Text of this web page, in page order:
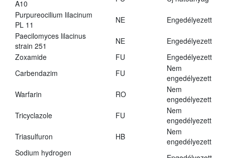
A10
Purpureocilium lilacinum
PL 11
NE
Engedélyezett
Paecilomyces lilacinus
strain 251
NE
Engedélyezett
Zoxamide
FU
Engedélyezett
Carbendazim
FU
Nem
engedélyezett
Warfarin
RO
Nem
engedélyezett
Tricyclazole
FU
Nem
engedélyezett
Triasulfuron
HB
Nem
engedélyezett
Sodium hydrogen